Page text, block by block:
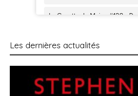
Les dernières actualités